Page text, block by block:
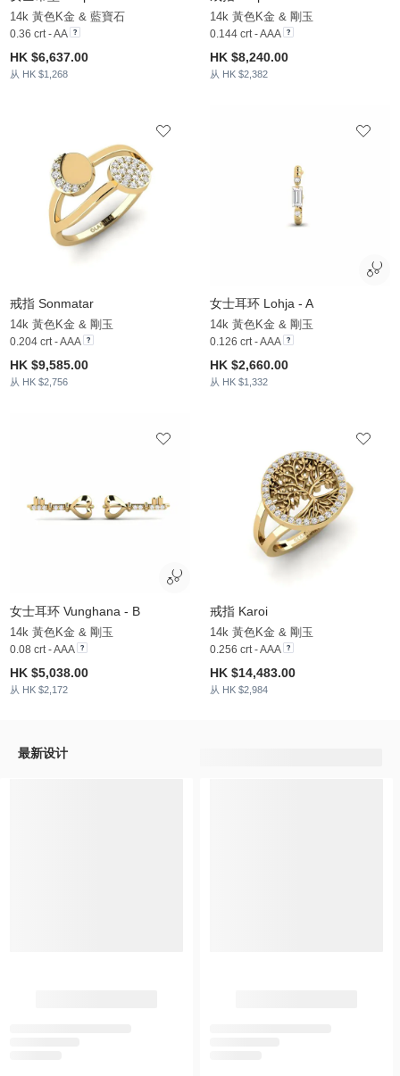
14k 黃色K金 & 藍寶石
0.36 crt - AA
HK $6,637.00
从 HK $1,268
14k 黃色K金 & 剛玉
0.144 crt - AAA
HK $8,240.00
从 HK $2,382
戒指 Sonmatar
14k 黃色K金 & 剛玉
0.204 crt - AAA
HK $9,585.00
从 HK $2,756
女士耳环 Lohja - A
14k 黃色K金 & 剛玉
0.126 crt - AAA
HK $2,660.00
从 HK $1,332
女士耳环 Vunghana - B
14k 黃色K金 & 剛玉
0.08 crt - AAA
HK $5,038.00
从 HK $2,172
戒指 Karoi
14k 黃色K金 & 剛玉
0.256 crt - AAA
HK $14,483.00
从 HK $2,984
最新设计